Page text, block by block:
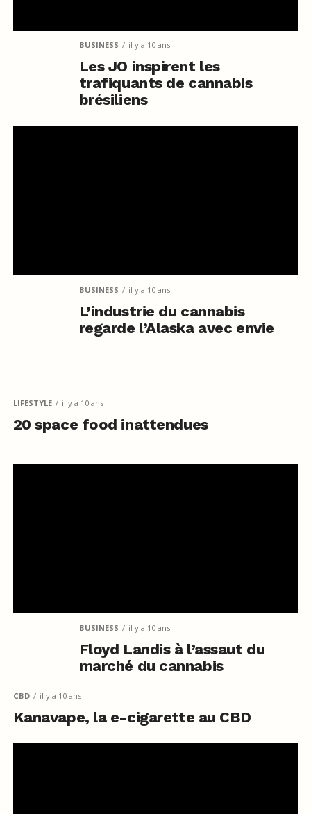
BUSINESS il y a 10 ans
Les JO inspirent les
trafiquants de cannabis
brésiliens
BUSINESS il y a 10 ans
L’industrie du cannabis
regarde l’Alaska avec envie
LIFESTYLE il y a 10 ans
20 space food inattendues
BUSINESS il y a 10 ans
Floyd Landis à l’assaut du
marché du cannabis
CBD il y a 10 ans
Kanavape, la e-cigarette au CBD